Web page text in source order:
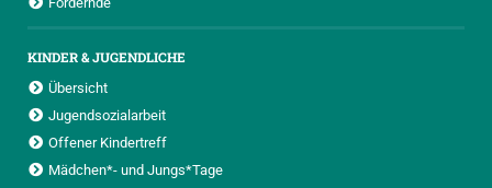
KINDER & JUGENDLICHE
Übersicht
Jugendsozialarbeit
Offener Kindertreff
Mädchen*- und Jungs*Tage